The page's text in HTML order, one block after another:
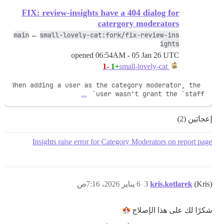
FIX: review-insights have a 404 dialog for
catergory moderators
main ← small-lovely-cat:fork/fix-review-ins
ights
opened 06:54AM - 05 Jan 26 UTC
+1
-1
When adding a user as the category moderator, the
user wasn't grant the `staff`
…
إعجابَين (2)
Insights raise error for Category Moderators on report page
kris.kotlarek (Kris) 6 يناير 2026، 7:16ص 3
شكرًا لك على هذا الإصلاح